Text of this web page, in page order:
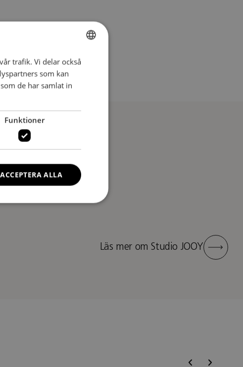
Läs mer om Studio JOOY
SWEDISH
SWEDISH
trafik. Vi delar också
som kan
de har samlat in
Funktioner
ACCEPTERA ALLA